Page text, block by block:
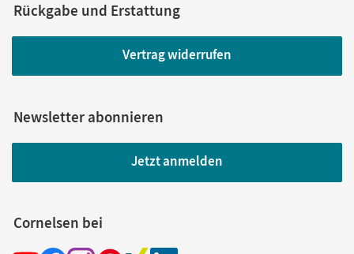
Rückgabe und Erstattung
Vertrag widerrufen
Newsletter abonnieren
Jetzt anmelden
Cornelsen bei